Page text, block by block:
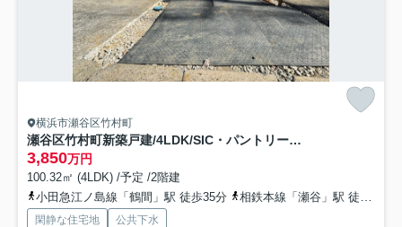
横浜市瀬谷区竹村町
瀬谷区竹村町新築戸建/4LDK/SIC・パントリー・ロフト収納豊富/
3,850万円
100.32㎡ (4LDK) /予定 /2階建
小田急江ノ島線「鶴間」駅 徒歩35分
相鉄本線「瀬谷」駅 徒歩32分
閑静な住宅地
公共下水